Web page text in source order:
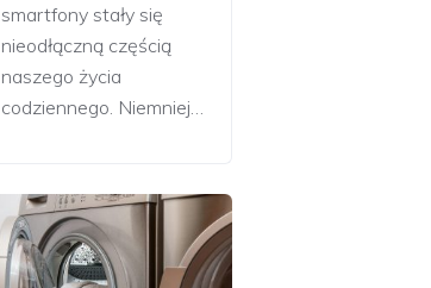
smartfony stały się
nieodłączną częścią
naszego życia
codziennego. Niemniej…